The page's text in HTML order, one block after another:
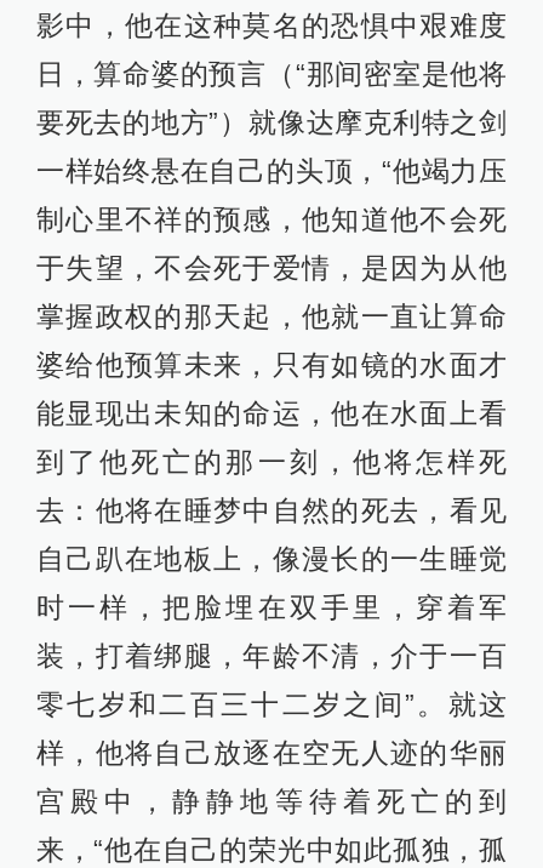
影中，他在这种莫名的恐惧中艰难度
日，算命婆的预言（“那间密室是他将
要死去的地方”）就像达摩克利特之剑
一样始终悬在自己的头顶，“他竭力压
制心里不祥的预感，他知道他不会死
于失望，不会死于爱情，是因为从他
掌握政权的那天起，他就一直让算命
婆给他预算未来，只有如镜的水面才
能显现出未知的命运，他在水面上看
到了他死亡的那一刻，他将怎样死
去：他将在睡梦中自然的死去，看见
自己趴在地板上，像漫长的一生睡觉
时一样，把脸埋在双手里，穿着军
装，打着绑腿，年龄不清，介于一百
零七岁和二百三十二岁之间”。就这
样，他将自己放逐在空无人迹的华丽
宫殿中，静静地等待着死亡的到
来，“他在自己的荣光中如此孤独，孤